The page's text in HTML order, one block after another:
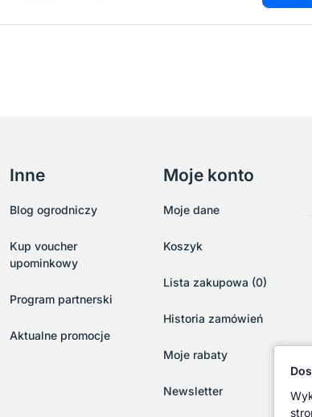
Inne
Blog ogrodniczy
Kup voucher
upominkowy
Program partnerski
Aktualne promocje
Moje konto
Moje dane
Koszyk
Lista zakupowa (0)
Historia zamówień
Moje rabaty
Newsletter